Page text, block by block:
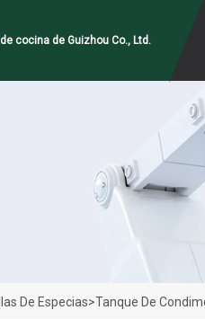
cocina de Guizhou Co., Ltd.
De Especias>Tanque De